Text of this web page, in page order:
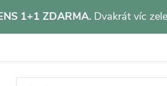
1+1 ZDARMA. Dvakrát víc